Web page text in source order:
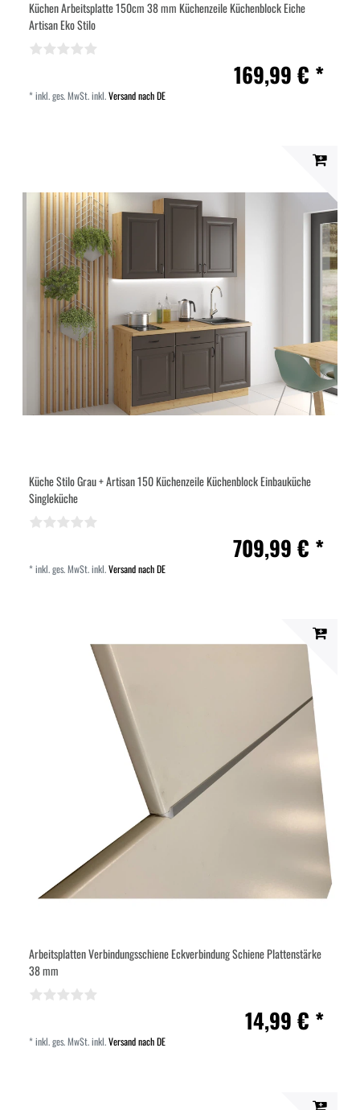
Küchen Arbeitsplatte 150cm 38 mm Küchenzeile Küchenblock Eiche
Artisan Eko Stilo
169,99 € *
*inkl. ges. MwSt.inkl.Versand nach DE
Küche Stilo Grau + Artisan 150 Küchenzeile Küchenblock Einbauküche
Singleküche
709,99 € *
*inkl. ges. MwSt.inkl.Versand nach DE
Arbeitsplatten Verbindungsschiene Eckverbindung Schiene Plattenstärke
38 mm
14,99 € *
*inkl. ges. MwSt.inkl.Versand nach DE